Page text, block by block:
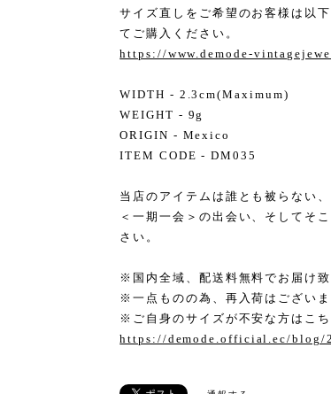
サイズ直しをご希望のお客様は以
てご購入ください。
https://www.demode-
WIDTH - 2.3cm(Maximum)
WEIGHT - 9g
ORIGIN - Mexico
ITEM CODE - DM035
当店のアイテムは誰とも被らない
＜一期一会＞の出会い、そしてそ
さい。
※国内全域、配送料無料でお届け致
※一点ものの為、再入荷はございま
※ご自身のサイズが不安な方はこ
https://demode.official.ec/blog/